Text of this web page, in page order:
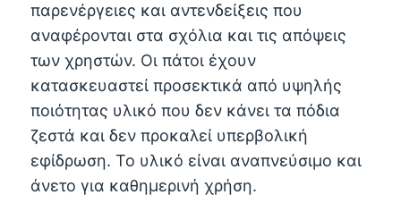
παρενέργειες και αντενδείξεις που
αναφέρονται στα σχόλια και τις απόψεις
των χρηστών. Οι πάτοι έχουν
κατασκευαστεί προσεκτικά από υψηλής
ποιότητας υλικό που δεν κάνει τα πόδια
ζεστά και δεν προκαλεί υπερβολική
εφίδρωση. Το υλικό είναι αναπνεύσιμο και
άνετο για καθημερινή χρήση.